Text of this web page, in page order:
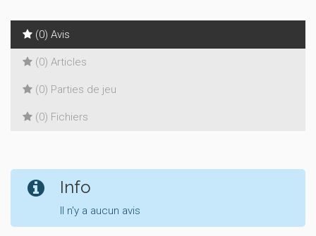
(0) Avis
(0) Articles
(0) Parties de jeu
(0) Fichiers
Info
Il n'y a aucun avis